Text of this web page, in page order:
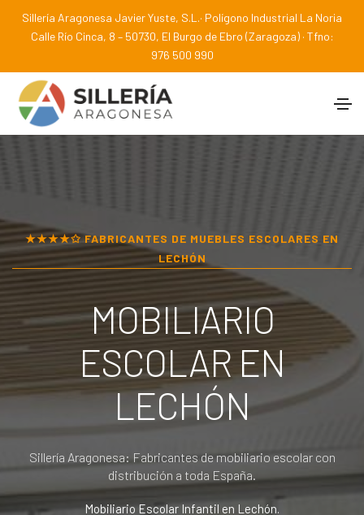
Sillería Aragonesa Javier Yuste, S.L.· Polígono Industrial La Noria
Calle Río Cinca, 8 – 50730, El Burgo de Ebro (Zaragoza) · Tfno:
976 500 990
★★★★✩ FABRICANTES DE MUEBLES ESCOLARES EN
LECHÓN
MOBILIARIO
ESCOLAR EN
LECHÓN
Sillería Aragonesa: Fabricantes de mobiliario escolar con
distribución a toda España.
Mobiliario Escolar Infantil en Lechón.